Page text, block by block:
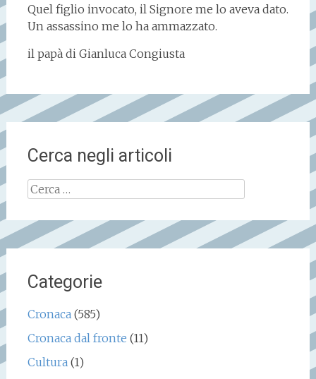
Quel figlio invocato, il Signore me lo aveva dato.
Un assassino me lo ha ammazzato.
il papà di Gianluca Congiusta
Cerca negli articoli
Ricerca
per:
Categorie
Cronaca (585)
Cronaca dal fronte (11)
Cultura (1)